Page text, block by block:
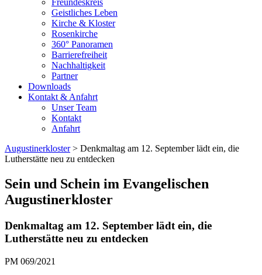
Freundeskreis
Geistliches Leben
Kirche & Kloster
Rosenkirche
360° Panoramen
Barrierefreiheit
Nachhaltigkeit
Partner
Downloads
Kontakt & Anfahrt
Unser Team
Kontakt
Anfahrt
Augustinerkloster> Denkmaltag am 12. September lädt ein, die
Lutherstätte neu zu entdecken
Sein und Schein im Evangelischen
Augustinerkloster
Denkmaltag am 12. September lädt ein, die
Lutherstätte neu zu entdecken
PM 069/2021